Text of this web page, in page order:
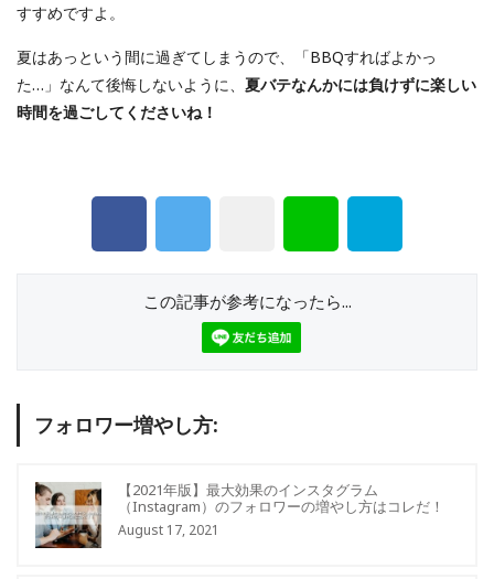
すすめですよ。
夏はあっという間に過ぎてしまうので、「BBQすればよかっ
た…」なんて後悔しないように、 夏バテなんかには負けずに楽しい
時間を過ごしてくださいね！
この記事が参考になったら...
フォロワー増やし方:
【2021年版】最大効果のインスタグラム
（Instagram）のフォロワーの増やし方はコレだ！
August 17, 2021